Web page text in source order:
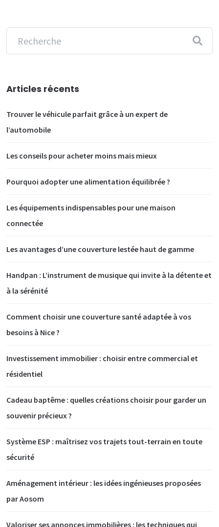
Articles récents
Trouver le véhicule parfait grâce à un expert de
l’automobile
Les conseils pour acheter moins mais mieux
Pourquoi adopter une alimentation équilibrée ?
Les équipements indispensables pour une maison
connectée
Les avantages d’une couverture lestée haut de gamme
Handpan : L’instrument de musique qui invite à la détente et
à la sérénité
Comment choisir une couverture santé adaptée à vos
besoins à Nice ?
Investissement immobilier : choisir entre commercial et
résidentiel
Cadeau baptême : quelles créations choisir pour garder un
souvenir précieux ?
Système ESP : maîtrisez vos trajets tout-terrain en toute
sécurité
Aménagement intérieur : les idées ingénieuses proposées
par Aosom
Valoriser ses annonces immobilières : les techniques qui